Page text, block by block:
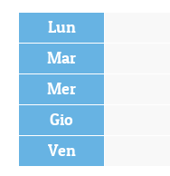
Lun
Mar
Mer
Gio
Ven